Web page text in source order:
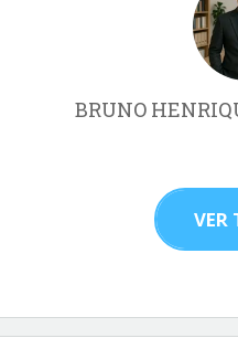
BRUNO
VER